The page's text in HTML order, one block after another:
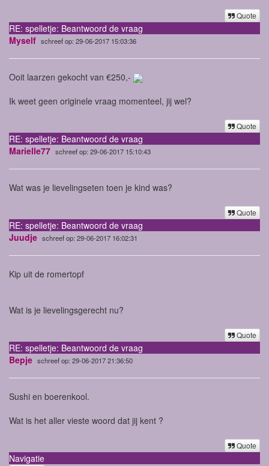
Quote
RE: spelletje: Beantwoord de vraag
Myself schreef op: 29-06-2017 15:03:36
Ooit laarzen gekocht van €250,-
Ik weet geen originele vraag momenteel, jij wel?
Quote
RE: spelletje: Beantwoord de vraag
Marielle77 schreef op: 29-06-2017 15:10:43
Wat was je lievelingseten toen je kind was?
Quote
RE: spelletje: Beantwoord de vraag
Juudje schreef op: 29-06-2017 16:02:31
Kip uit de romertopf
Wat is je lievelingsgerecht nu?
Quote
RE: spelletje: Beantwoord de vraag
Bepje schreef op: 29-06-2017 21:36:50
Sushi en boerenkool.
Wat is het aller vieste woord dat jij kent ?
Quote
Navigatie